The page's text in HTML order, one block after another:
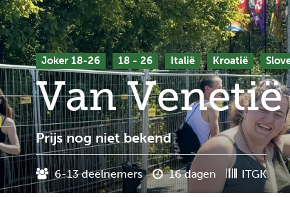
Joker 18-26 18 - 26 Italië Kroatië
Van
Prijs nog niet bekend
6-13 deelnemers 16 dagen ITGK